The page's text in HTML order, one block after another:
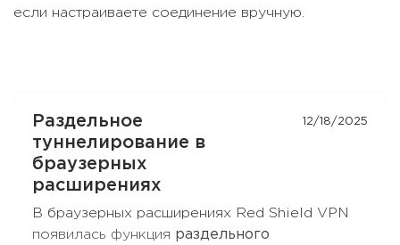
если настраиваете соединение вручную.
Раздельное
туннелирование в
браузерных
расширениях
12/18/2025
В браузерных расширениях Red Shield VPN
появилась функция раздельного